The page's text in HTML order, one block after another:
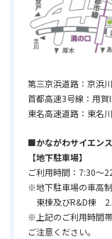
第三京浜道路：京浜
首都高速3号線：用
東名高速道路：東名
■かながわサイエン
【地下駐車場】
ご利用時間：7:30
※地下駐車場の車高制
東棟及びR&D棟
※上記のご利用時間
ご注意ください。